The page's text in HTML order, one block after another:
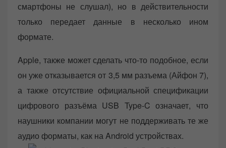
смартфоны не слушал), но в действительности
только передает данные в несколько ином
формате.
Apple, также может сделать что-то подобное, если
он уже отказывается от 3,5 мм разъема (Айфон 7),
а также отсутствие официальной спецификации
цифрового разъёма USB Type-C означает, что
наушники компании могут не поддерживать те же
аудио форматы, как на Android устройствах.